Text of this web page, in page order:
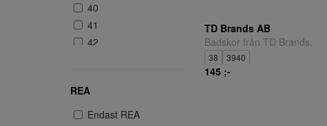
40
41
42
45
46
REA
Endast REA
TD Brands AB
Badskor från TD Brands.
38 3940
145 ;-